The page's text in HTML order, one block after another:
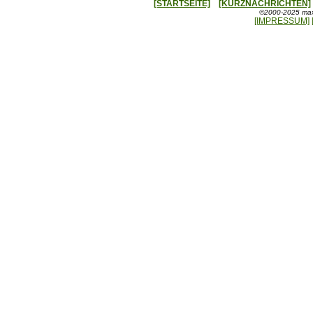
[STARTSEITE] [KURZNACHRICHTEN]
©2000-2025
[IMPRESSUM]